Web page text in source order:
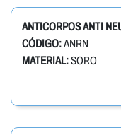
ANTICORPOS ANTI
CÓDIGO:ANRN
MATERIAL:SORO